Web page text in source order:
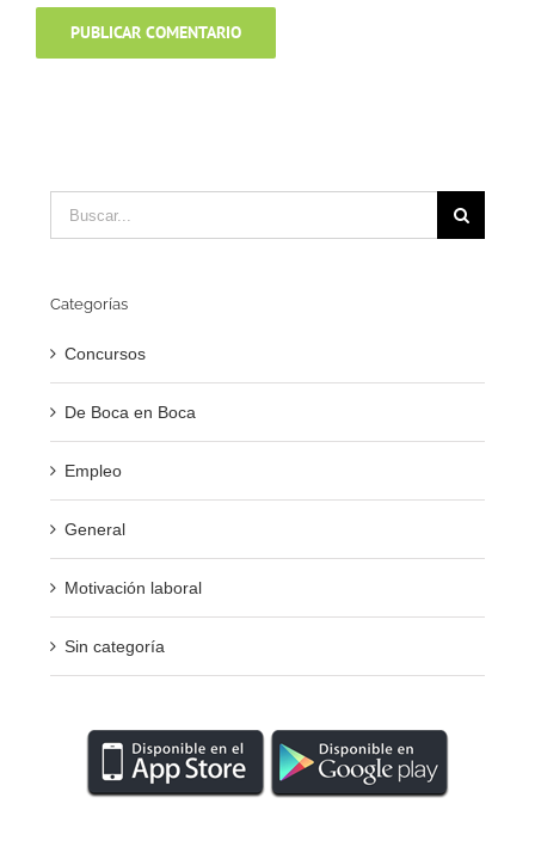
Buscar:
Categorías
Concursos
De Boca en Boca
Empleo
General
Motivación laboral
Sin categoría